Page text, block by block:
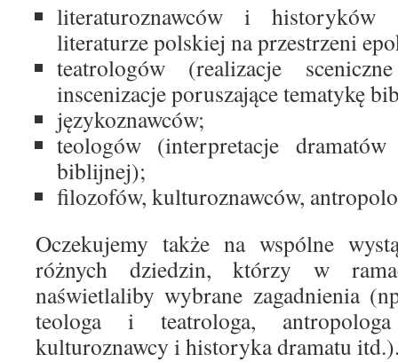
literaturoznawców i
literaturze polskiej na przestrzeni
teatrologów (realizacje
inscenizacje poruszające tematykę
językoznawców;
teologów (interpretacje
biblijnej);
filozofów, kulturoznawców,
Oczekujemy także na wspólne
różnych dziedzin, którzy w
naświetlaliby wybrane zagadnienia
teologa i teatrologa,
kulturoznawcy i historyka dramatu